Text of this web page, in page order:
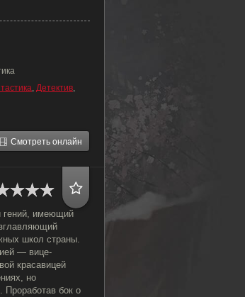
, Детектив,
Смотреть онлайн
гений, имеющий
школ страны.
— вице-
красавицей
но
Проработав бок о